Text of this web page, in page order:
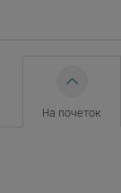
На почеток